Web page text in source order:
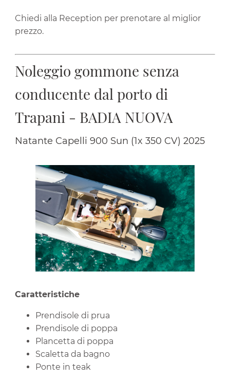
Chiedi alla Reception per prenotare al miglior
prezzo.
Noleggio gommone senza
conducente dal porto di
Trapani - BADIA NUOVA
Natante Capelli 900 Sun (1x 350 CV) 2025
Caratteristiche
Prendisole di prua
Prendisole di poppa
Plancetta di poppa
Scaletta da bagno
Ponte in teak